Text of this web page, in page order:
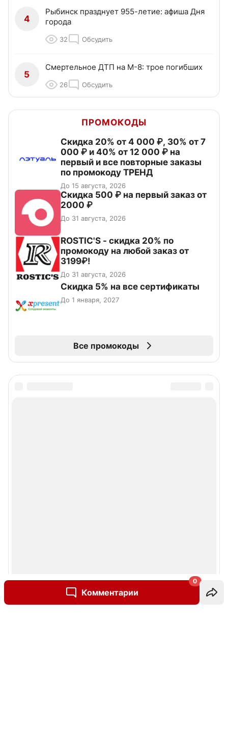
Комментарии
0
4
Рыбинск празднует 955-летие: афиша Дня
города
32 Обсудить
5
Смертельное ДТП на М-8: трое погибших
26 Обсудить
ПРОМОКОДЫ
Скидка 20% от 4 000 ₽, 30% от 7
000 ₽ и 40% от 12 000 ₽ на
первый и все повторные заказы
по промокоду ТРЕНД
До 15 августа, 2026
Скидка 500 ₽ на первый заказ от
2000 ₽
До 31 августа, 2026
ROSTIC'S - скидка 20% по
промокоду на любой заказ от
3199₽!
До 31 августа, 2026
Скидка 5% на все сертификаты
До 1 января, 2027
Все промокоды